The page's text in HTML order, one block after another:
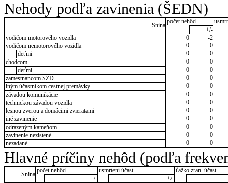
Nehody podľa zavinenia (ŠEDN)
Snina
počet nehôd
+/-
vodičom motorového vozidla
0
-2
vodičom nemotorového vozidla
0
0
deťmi
0
0
chodcom
0
0
deťmi
0
0
zamestnancom SŽD
0
0
iným účastníkom cestnej premávky
0
0
závadou komunikácie
0
0
technickou závadou vozidla
0
0
lesnou zverou a domácimi zvieratami
0
0
iné zavinenie
0
0
odrazeným kameňom
0
0
zavinenie nezistené
0
0
nezadané
0 0
Hlavné príčiny nehôd (podľa
Snina
počet nehôd usmrtení účast.
ťažko zran. účast.
+/-
+/-